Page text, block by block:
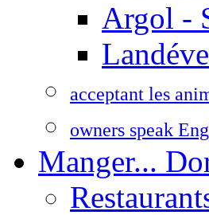
Argol -
acceptant les
owners speak
Manger...